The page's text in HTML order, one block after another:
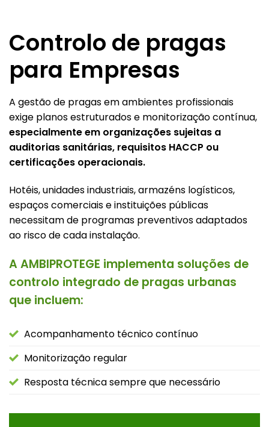
Controlo de pragas
para Empresas
A gestão de pragas em ambientes profissionais
exige planos estruturados e monitorização contínua,
especialmente em organizações sujeitas a
auditorias sanitárias, requisitos HACCP ou
certificações operacionais.
Hotéis, unidades industriais, armazéns logísticos,
espaços comerciais e instituições públicas
necessitam de programas preventivos adaptados
ao risco de cada instalação.
A AMBIPROTEGE implementa soluções de
controlo integrado de pragas urbanas
que incluem:
Acompanhamento técnico contínuo
Monitorização regular
Resposta técnica sempre que necessário